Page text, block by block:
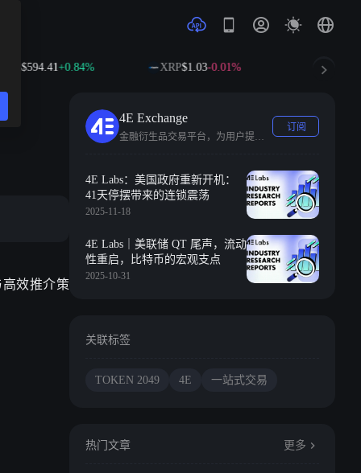
+0.84% $1.03-0.01% $74.87+1.80%
效推介策
4E Exchange
⾦融衍⽣品交易平台，为⽤户提供包括法定货币和数字资产交易的全⾯解决⽅案。
订阅
4E Labs：美国政府重新开机：
41天停摆带来的连锁震荡
2025-11-18
4E Labs｜美联储 QT 尾声，流动
性重启，比特币的宏观支点
2025-10-31
关联标签
TOKEN 2049 4E 一站式交易
热门文章 更多